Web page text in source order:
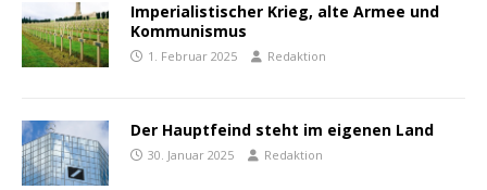
Imperialistischer Krieg, alte Armee und
Kommunismus
1. Februar 2025 Redaktion
Der Hauptfeind steht im eigenen Land
30. Januar 2025 Redaktion